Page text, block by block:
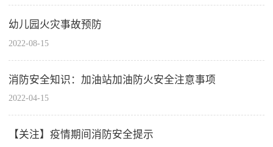
幼儿园火灾事故预防
2022-08-15
消防安全知识：加油站加油防火安全注意事项
2022-04-15
【关注】疫情期间消防安全提示